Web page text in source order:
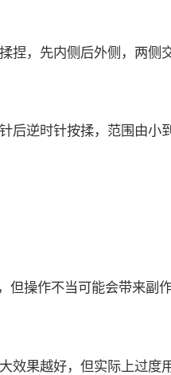
，先内侧后外侧，两侧
逆时针按揉，范围由小
但操作不当可能会带来副
果越好，但实际上过度